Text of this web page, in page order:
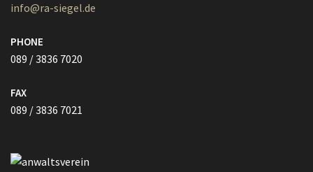
info@ra-siegel.de
PHONE
089 / 3836 7020
FAX
089 / 3836 7021